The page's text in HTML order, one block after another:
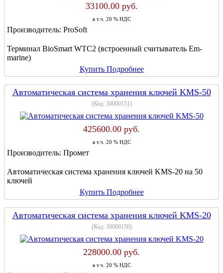
33100.00 руб.
в т.ч. 20 % НДС
Производитель: ProSoft
Терминал BioSmart WTC2 (встроенный считыватель Em-
marine)
Купить Подробнее
Автоматическая система хранения ключей KMS-50
(Код: 30000151)
425600.00 руб.
в т.ч. 20 % НДС
Производитель: Промет
Автоматическая система хранения ключей KMS-20 на 50
ключей
Купить Подробнее
Автоматическая система хранения ключей KMS-20
(Код: 30000150)
228000.00 руб.
в т.ч. 20 % НДС